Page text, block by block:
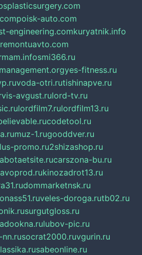
poisk-auto.com
engineering.comkuryatnik.info
smi366.ru
yes-fitness.ru
voda-otri.rutishinapve.ru
avgust.rulord-tv.ru
lordfilm7.rulordfilm13.ru
codetool.ru
muz-1.rugooddver.ru
promo.ru2shizashop.ru
carszona-bu.ru
kinozadrot13.ru
dommarketnsk.ru
veles-doroga.rutb02.ru
surgutgloss.ru
lubov-pic.ru
socrat2000.ruvgurin.ru
sabeonline.ru